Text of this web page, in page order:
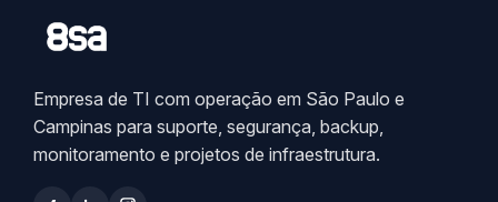
Empresa de TI com operação em São Paulo e
Campinas para suporte, segurança, backup,
monitoramento e projetos de infraestrutura.